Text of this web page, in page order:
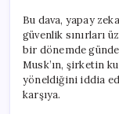
Bu dava, yapay
güvenlik sınırları
bir dönemde
Musk’ın, şirketin
yöneldiğini iddia
karşıya.